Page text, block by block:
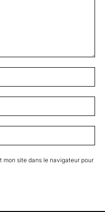
mon site dans le navigateur pour